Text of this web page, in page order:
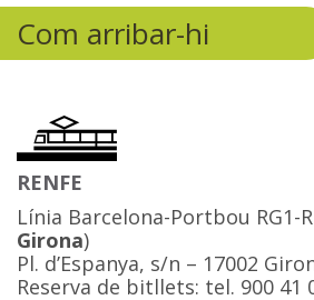
Com arribar-hi
RENFE
Línia Barcelona-Portbou RG1-
Girona)
Pl. d’Espanya, s/n – 17002
Reserva de bitllets: tel. 900 41